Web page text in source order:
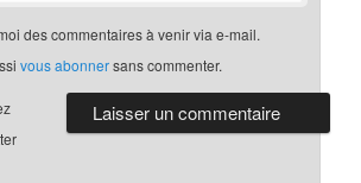
des commentaires à venir via e-mail.
vous abonnersans commenter.